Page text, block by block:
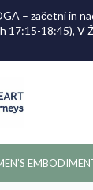
– začetni in
17:15-18:45), V